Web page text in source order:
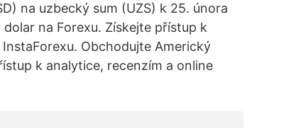
na uzbecký sum (UZS) k 25. února
na Forexu. Získejte přístup k
Obchodujte Americký
k analytice, recenzím a online